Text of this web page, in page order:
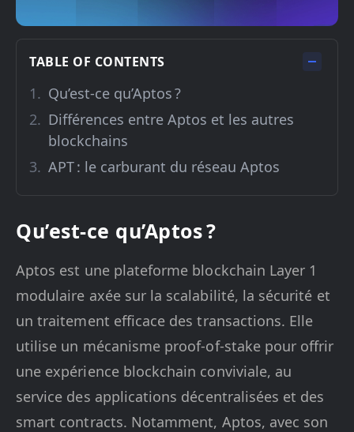
TABLE OF CONTENTS
Qu’est-ce qu’Aptos ?
Différences entre Aptos et les autres
blockchains
APT : le carburant du réseau Aptos
Qu’est-ce qu’Aptos ?
Aptos est une plateforme blockchain Layer 1
modulaire axée sur la scalabilité, la sécurité et
un traitement efficace des transactions. Elle
utilise un mécanisme proof-of-stake pour offrir
une expérience blockchain conviviale, au
service des applications décentralisées et des
smart contracts. Notamment, Aptos, avec son